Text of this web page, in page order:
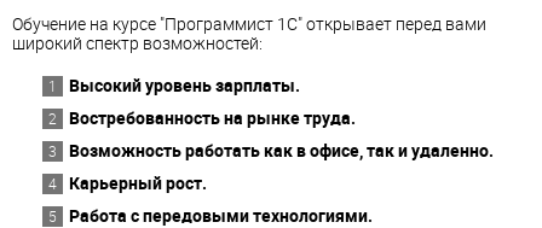
Обучение на курсе "Программист 1С" открывает перед вами
широкий спектр возможностей:
Высокий уровень зарплаты.
Востребованность на рынке труда.
Возможность работать как в офисе, так и удаленно.
Карьерный рост.
Работа с передовыми технологиями.